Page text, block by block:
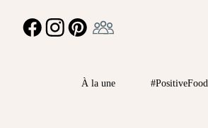
FACEBOOKINSTAGRAMPINTEREST
À la une #PositiveFood